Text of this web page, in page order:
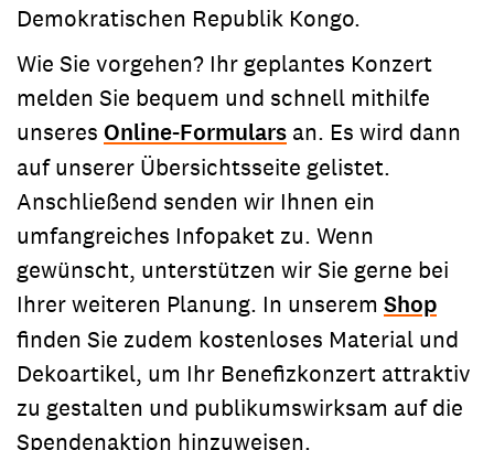
Demokratischen Republik Kongo.
Wie Sie vorgehen? Ihr geplantes Konzert
melden Sie bequem und schnell mithilfe
unseres Online-Formulars an. Es wird dann
auf unserer Übersichtsseite gelistet.
Anschließend senden wir Ihnen ein
umfangreiches Infopaket zu. Wenn
gewünscht, unterstützen wir Sie gerne bei
Ihrer weiteren Planung. In unserem Shop
finden Sie zudem kostenloses Material und
Dekoartikel, um Ihr Benefizkonzert attraktiv
zu gestalten und publikumswirksam auf die
Spendenaktion hinzuweisen.